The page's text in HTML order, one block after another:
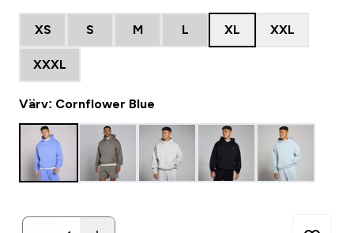
XS S M L XL XXL
XXXL
Värv: Cornflower Blue